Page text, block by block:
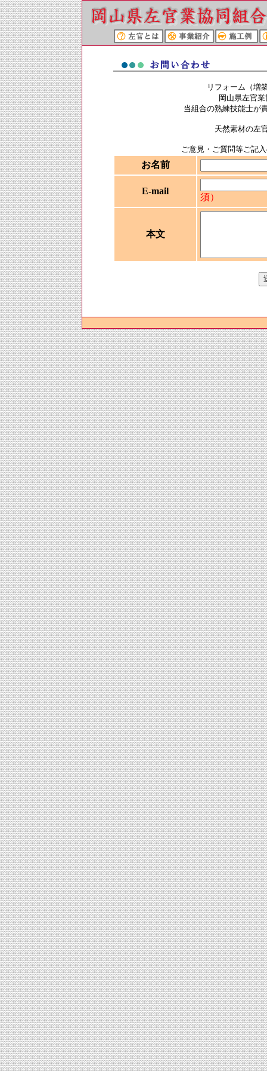
リフォーム（増
岡山県左官
当組合の熟練技能士が
天然素材の左
ご意見・ご質問等ご記
お名前
E-mail
須）
本文